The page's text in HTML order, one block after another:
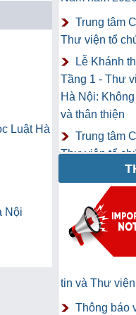
Luật Hà
Nội
Trung tâm
Thư viện tổ
Lễ Khánh
Tầng 1 - Thư
Hà Nội:
và thân thiện
Trung tâm
Thư viện tổ
Khai mạc
cho chuyên
tin và Thư viện
Thông báo